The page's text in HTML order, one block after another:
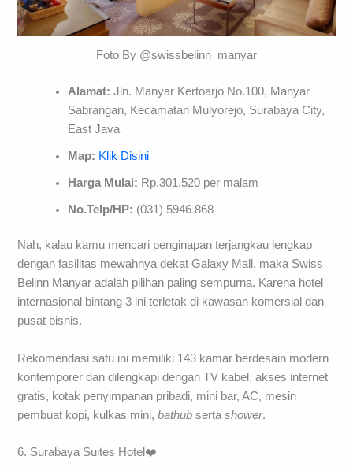
Foto By @swissbelinn_manyar
Alamat: Jln. Manyar Kertoarjo No.100, Manyar
Sabrangan, Kecamatan Mulyorejo, Surabaya City,
East Java
Map: Klik Disini
Harga Mulai: Rp.301.520 per malam
No.Telp/HP: (031) 5946 868
Nah, kalau kamu mencari penginapan terjangkau lengkap
dengan fasilitas mewahnya dekat Galaxy Mall, maka Swiss
Belinn Manyar adalah pilihan paling sempurna. Karena hotel
internasional bintang 3 ini terletak di kawasan komersial dan
pusat bisnis.
Rekomendasi satu ini memiliki 143 kamar berdesain modern
kontemporer dan dilengkapi dengan TV kabel, akses internet
gratis, kotak penyimpanan pribadi, mini bar, AC, mesin
pembuat kopi, kulkas mini,bathub sertashower.
6. Surabaya Suites Hotel❤️